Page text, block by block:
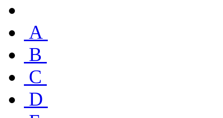
A
B
C
D